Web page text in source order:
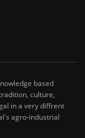
based
culture,
in a very diffrent
agro-industrial